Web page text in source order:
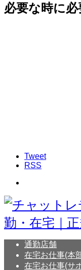
必要な時に
Tweet
RSS
通勤店舗
在宅お仕事(本
在宅お仕事(サ